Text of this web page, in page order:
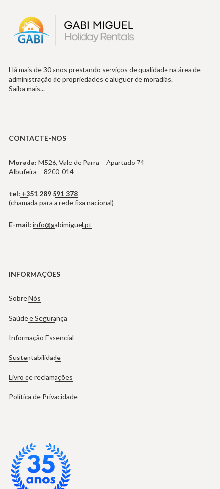
Há mais de 30 anos prestando serviços de qualidade na área de
administração de propriedades e aluguer de moradias.
Saiba mais...
CONTACTE-NOS
Morada: M526, Vale de Parra – Apartado 74
Albufeira – 8200-014
tel: +351 289 591 378
(chamada para a rede fixa nacional)
E-mail: info@gabimiguel.pt
INFORMAÇÕES
Sobre Nós
Saúde e Segurança
Informação Essencial
Sustentabilidade
Livro de reclamações
Política de Privacidade